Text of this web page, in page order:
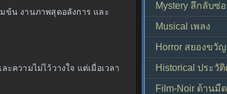
ข้น งานภาพสุดอลังการ และ
ความไม่ไว้วางใจ แต่เมื่อเวลา
Mystery ลึกลับซ่
Musical เพลง
Horror สยองขวัญ
Historical ประวั
Film-Noir ด้านมื